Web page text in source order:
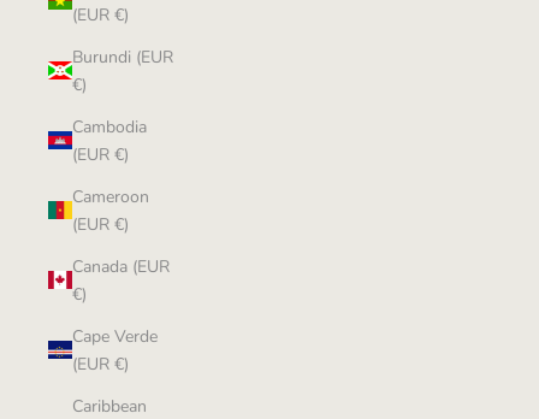
(EUR €)
Burundi (EUR
€)
Cambodia
(EUR €)
Cameroon
(EUR €)
Canada (EUR
€)
Cape Verde
(EUR €)
Caribbean